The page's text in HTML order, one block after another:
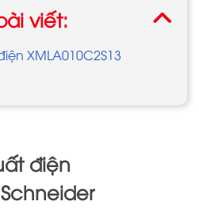
viết:
XMLA010C2S13
điện
Schneider